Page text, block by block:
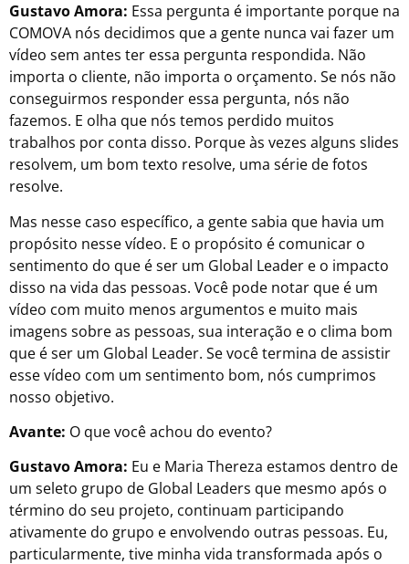
Gustavo Amora: Essa pergunta é importante porque na
COMOVA nós decidimos que a gente nunca vai fazer um
vídeo sem antes ter essa pergunta respondida. Não
importa o cliente, não importa o orçamento. Se nós não
conseguirmos responder essa pergunta, nós não
fazemos. E olha que nós temos perdido muitos
trabalhos por conta disso. Porque às vezes alguns slides
resolvem, um bom texto resolve, uma série de fotos
resolve.
Mas nesse caso específico, a gente sabia que havia um
propósito nesse vídeo. E o propósito é comunicar o
sentimento do que é ser um Global Leader e o impacto
disso na vida das pessoas. Você pode notar que é um
vídeo com muito menos argumentos e muito mais
imagens sobre as pessoas, sua interação e o clima bom
que é ser um Global Leader. Se você termina de assistir
esse vídeo com um sentimento bom, nós cumprimos
nosso objetivo.
Avante: O que você achou do evento?
Gustavo Amora: Eu e Maria Thereza estamos dentro de
um seleto grupo de Global Leaders que mesmo após o
término do seu projeto, continuam participando
ativamente do grupo e envolvendo outras pessoas. Eu,
particularmente, tive minha vida transformada após o